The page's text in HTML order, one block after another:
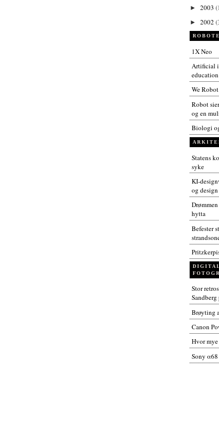
► 2003
► 2002
1X Neo
Artificial
education
We
Robot
og en
Biologi
Statens
syke
KI-
og design
hytta
Befester
Stor
Brøyting
Canon
Hvor mye
Sony α68